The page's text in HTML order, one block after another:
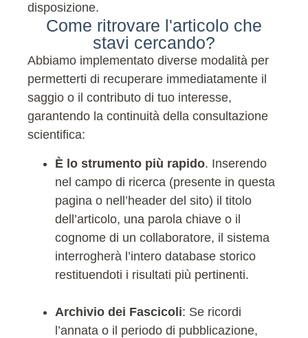
disposizione.
Come ritrovare l'articolo che
stavi cercando?
Abbiamo implementato diverse modalità per
permetterti di recuperare immediatamente il
saggio o il contributo di tuo interesse,
garantendo la continuità della consultazione
scientifica:
È lo strumento più rapido. Inserendo
nel campo di ricerca (presente in questa
pagina o nell’header del sito) il titolo
dell’articolo, una parola chiave o il
cognome di un collaboratore, il sistema
interrogherà l’intero database storico
restituendoti i risultati più pertinenti.
Archivio dei Fascicoli: Se ricordi
l’annata o il periodo di pubblicazione,